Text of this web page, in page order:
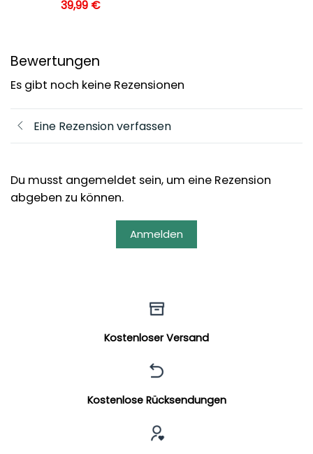
39,99 €
Bewertungen
Es gibt noch keine Rezensionen
Eine Rezension verfassen
Du musst angemeldet sein, um eine Rezension
abgeben zu können.
Anmelden
Kostenloser Versand
Kostenlose Rücksendungen